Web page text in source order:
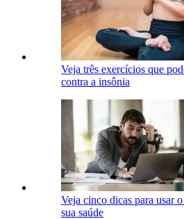
Veja três exercícios que
contra a insônia
Veja cinco dicas para usar
sua saúde